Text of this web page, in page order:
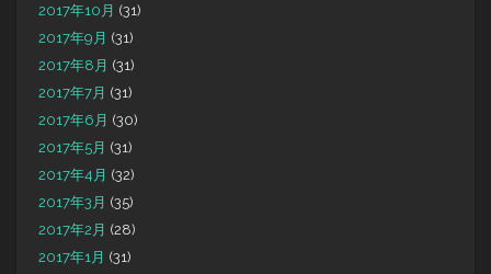
2017年10月 (31)
2017年9月 (31)
2017年8月 (31)
2017年7月 (31)
2017年6月 (30)
2017年5月 (31)
2017年4月 (32)
2017年3月 (35)
2017年2月 (28)
2017年1月 (31)